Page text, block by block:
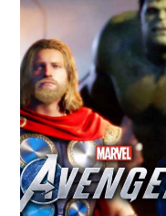
WYBIERZ SWOJĄ PLAYLISTĘ